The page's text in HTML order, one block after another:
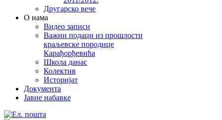
Другарско вече
O нама
Видео записи
Важни подаци из прошлости
краљевске породице
Карађорђевића
Школа данас
Колектив
Историјат
Документа
Јавне набавке